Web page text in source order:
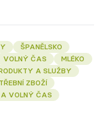
ŠPANĚLSKO
VOLNÝ ČAS
MLÉKO
A SLUŽBY
ZBOŽÍ
VOLNÝ ČAS